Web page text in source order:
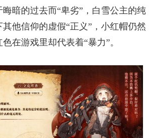
暗的过去而“卑劣”，白雪公主的纯
他信仰的虚假“正义”，小红帽仍然
在游戏里却代表着“暴力”。